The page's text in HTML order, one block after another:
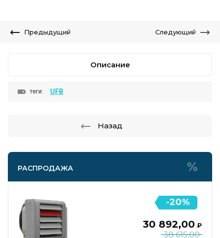
РАСПРОДАЖА
38 615,00
30 892,00 ₽
-20%
Предыдущий Следующий
Описание
теги: UFB
Назад